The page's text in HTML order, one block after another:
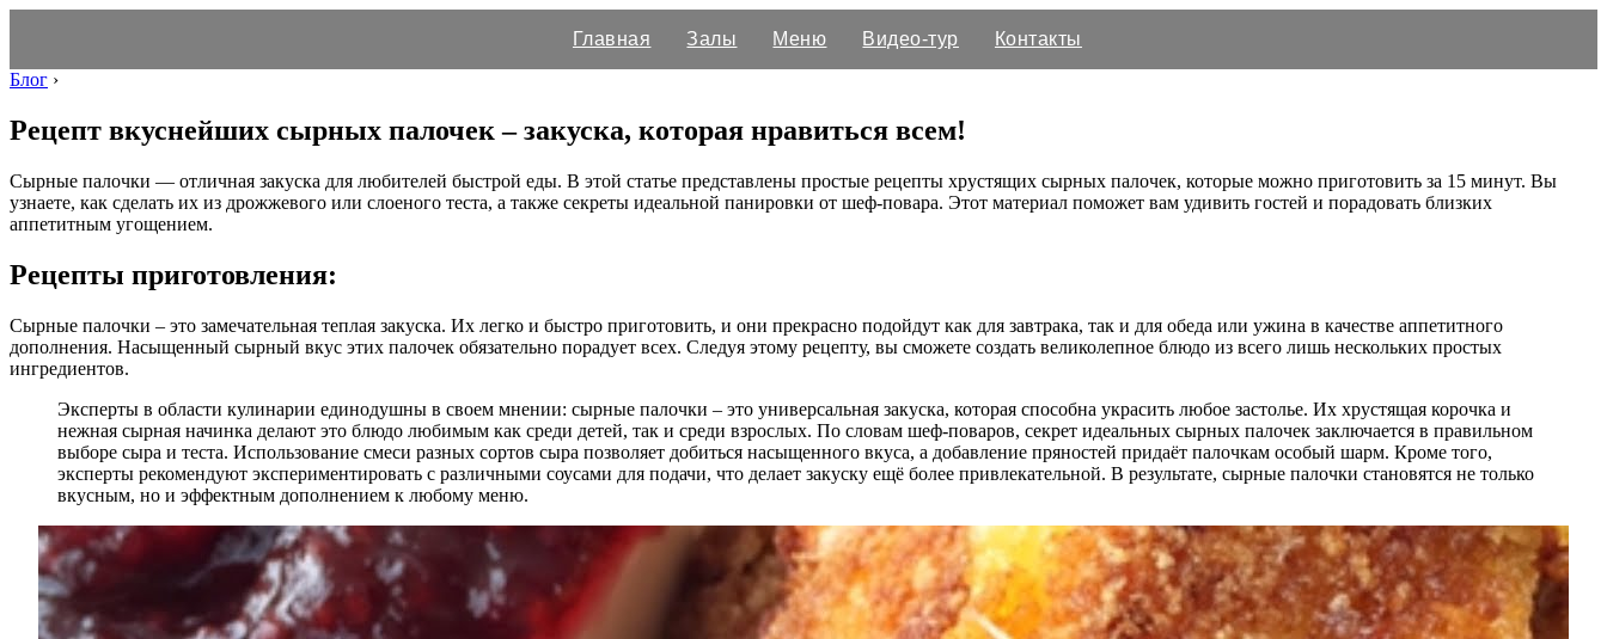
Главная Залы Меню Видео-тур
Контакты
Блог ›
Рецепт вкуснейших сырных палочек – закуска, которая нравиться всем!
Сырные палочки — отличная закуска для любителей быстрой еды. В этой статье представлены простые рецепты хрустящих сырных палочек, которые можно приготовить за 15 минут. Вы
узнаете, как сделать их из дрожжевого или слоеного теста, а также секреты идеальной панировки от шеф-повара. Этот материал поможет вам удивить гостей и порадовать близких
аппетитным угощением.
Рецепты приготовления:
Сырные палочки – это замечательная теплая закуска. Их легко и быстро приготовить, и они прекрасно подойдут как для завтрака, так и для обеда или ужина в качестве аппетитного
дополнения. Насыщенный сырный вкус этих палочек обязательно порадует всех. Следуя этому рецепту, вы сможете создать великолепное блюдо из всего лишь нескольких простых
ингредиентов.
Эксперты в области кулинарии единодушны в своем мнении: сырные палочки – это универсальная закуска, которая способна украсить любое застолье. Их хрустящая корочка и
нежная сырная начинка делают это блюдо любимым как среди детей, так и среди взрослых. По словам шеф-поваров, секрет идеальных сырных палочек заключается в правильном
выборе сыра и теста. Использование смеси разных сортов сыра позволяет добиться насыщенного вкуса, а добавление пряностей придаёт палочкам особый шарм. Кроме того,
эксперты рекомендуют экспериментировать с различными соусами для подачи, что делает закуску ещё более привлекательной. В результате, сырные палочки становятся не только
вкусным, но и эффектным дополнением к любому меню.